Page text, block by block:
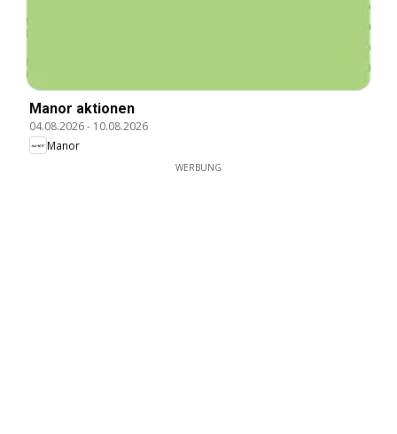
Manor aktionen
04.08.2026- 10.08.2026
Manor
WERBUNG